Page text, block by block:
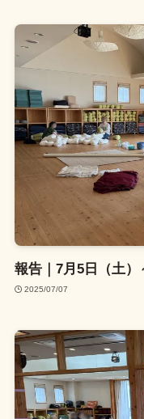
報告｜7月5日（土
2025/07/07